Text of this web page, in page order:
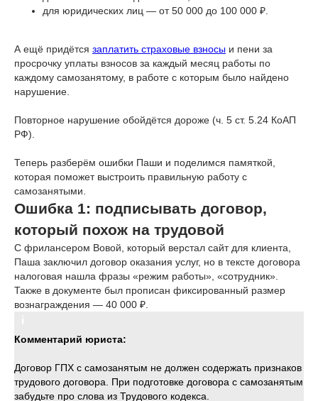
для юридических лиц — от 50 000 до 100 000 ₽.
А ещё придётся заплатить страховые взносы и пени за
просрочку уплаты взносов за каждый месяц работы по
каждому самозанятому, в работе с которым было найдено
нарушение.
Повторное нарушение обойдётся дороже (ч. 5 ст. 5.24 КоАП
РФ).
Теперь разберём ошибки Паши и поделимся памяткой,
которая поможет выстроить правильную работу с
самозанятыми.
Ошибка 1: подписывать договор,
который похож на трудовой
С фрилансером Вовой, который верстал сайт для клиента,
Паша заключил договор оказания услуг, но в тексте договора
налоговая нашла фразы «режим работы», «сотрудник».
Также в документе был прописан фиксированный размер
вознаграждения — 40 000 ₽.
Комментарий юриста:
Договор ГПХ с самозанятым не должен содержать признаков
трудового договора. При подготовке договора с самозанятым
забудьте про слова из Трудового кодекса.